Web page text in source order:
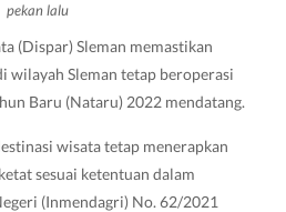
pekan lalu
(Dispar) Sleman memastikan
wilayah Sleman tetap beroperasi
Baru (Nataru) 2022 mendatang.
wisata tetap menerapkan
sesuai ketentuan dalam
(Inmendagri) No. 62/2021